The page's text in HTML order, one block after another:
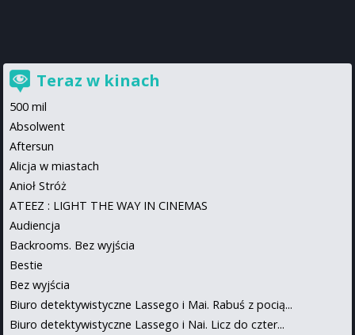
Teraz w kinach
500 mil
Absolwent
Aftersun
Alicja w miastach
Anioł Stróż
ATEEZ : LIGHT THE WAY IN CINEMAS
Audiencja
Backrooms. Bez wyjścia
Bestie
Bez wyjścia
Biuro detektywistyczne Lassego i Mai. Rabuś z pocią...
Biuro detektywistyczne Lassego i Nai. Licz do czter...